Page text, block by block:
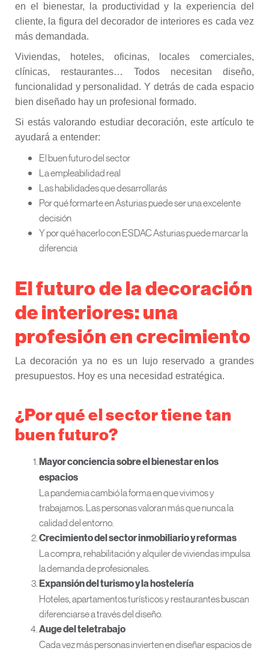
en el bienestar, la productividad y la experiencia del
cliente, la figura del decorador de interiores es cada vez
más demandada.
Viviendas, hoteles, oficinas, locales comerciales,
clínicas, restaurantes… Todos necesitan diseño,
funcionalidad y personalidad. Y detrás de cada espacio
bien diseñado hay un profesional formado.
Si estás valorando estudiar decoración, este artículo te
ayudará a entender:
El buen futuro del sector
La empleabilidad real
Las habilidades que desarrollarás
Por qué formarte en Asturias puede ser una excelente
decisión
Y por qué hacerlo con ESDAC Asturias puede marcar la
diferencia
El futuro de la decoración
de interiores: una
profesión en crecimiento
La decoración ya no es un lujo reservado a grandes
presupuestos. Hoy es una necesidad estratégica.
¿Por qué el sector tiene tan
buen futuro?
Mayor conciencia sobre el bienestar en los
espacios
La pandemia cambió la forma en que vivimos y
trabajamos. Las personas valoran más que nunca la
calidad del entorno.
Crecimiento del sector inmobiliario y reformas
La compra, rehabilitación y alquiler de viviendas impulsa
la demanda de profesionales.
Expansión del turismo y la hostelería
Hoteles, apartamentos turísticos y restaurantes buscan
diferenciarse a través del diseño.
Auge del teletrabajo
Cada vez más personas invierten en diseñar espacios de